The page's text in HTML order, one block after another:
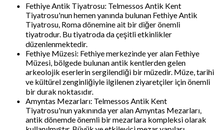
Fethiye Antik Tiyatrosu: Telmessos Antik Kent
Tiyatrosu'nun hemen yanında bulunan Fethiye Antik
Tiyatrosu, Roma dönemine ait bir diğer önemli
tiyatrodur. Bu tiyatroda da çeşitli etkinlikler
düzenlenmektedir.
Fethiye Müzesi: Fethiye merkezinde yer alan Fethiye
Müzesi, bölgede bulunan antik kentlerden gelen
arkeolojik eserlerin sergilendiği bir müzedir. Müze, tarihi
ve kültürel zenginliğiyle ilgilenen ziyaretçiler için önemli
bir durak noktasıdır.
Amyntas Mezarları: Telmessos Antik Kent
Tiyatrosu'nun yakınında yer alan Amyntas Mezarları,
antik dönemde önemli bir mezarlara kompleksi olarak